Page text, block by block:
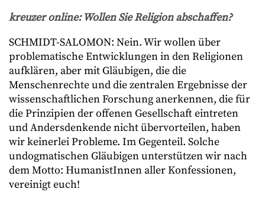
kreuzer online: Wollen Sie Religion abschaffen?
SCHMIDT-SALOMON: Nein. Wir wollen über
problematische Entwicklungen in den Religionen
aufklären, aber mit Gläubigen, die die
Menschenrechte und die zentralen Ergebnisse der
wissenschaftlichen Forschung anerkennen, die für
die Prinzipien der offenen Gesellschaft eintreten
und Andersdenkende nicht übervorteilen, haben
wir keinerlei Probleme. Im Gegenteil. Solche
undogmatischen Gläubigen unterstützen wir nach
dem Motto: HumanistInnen aller Konfessionen,
vereinigt euch!